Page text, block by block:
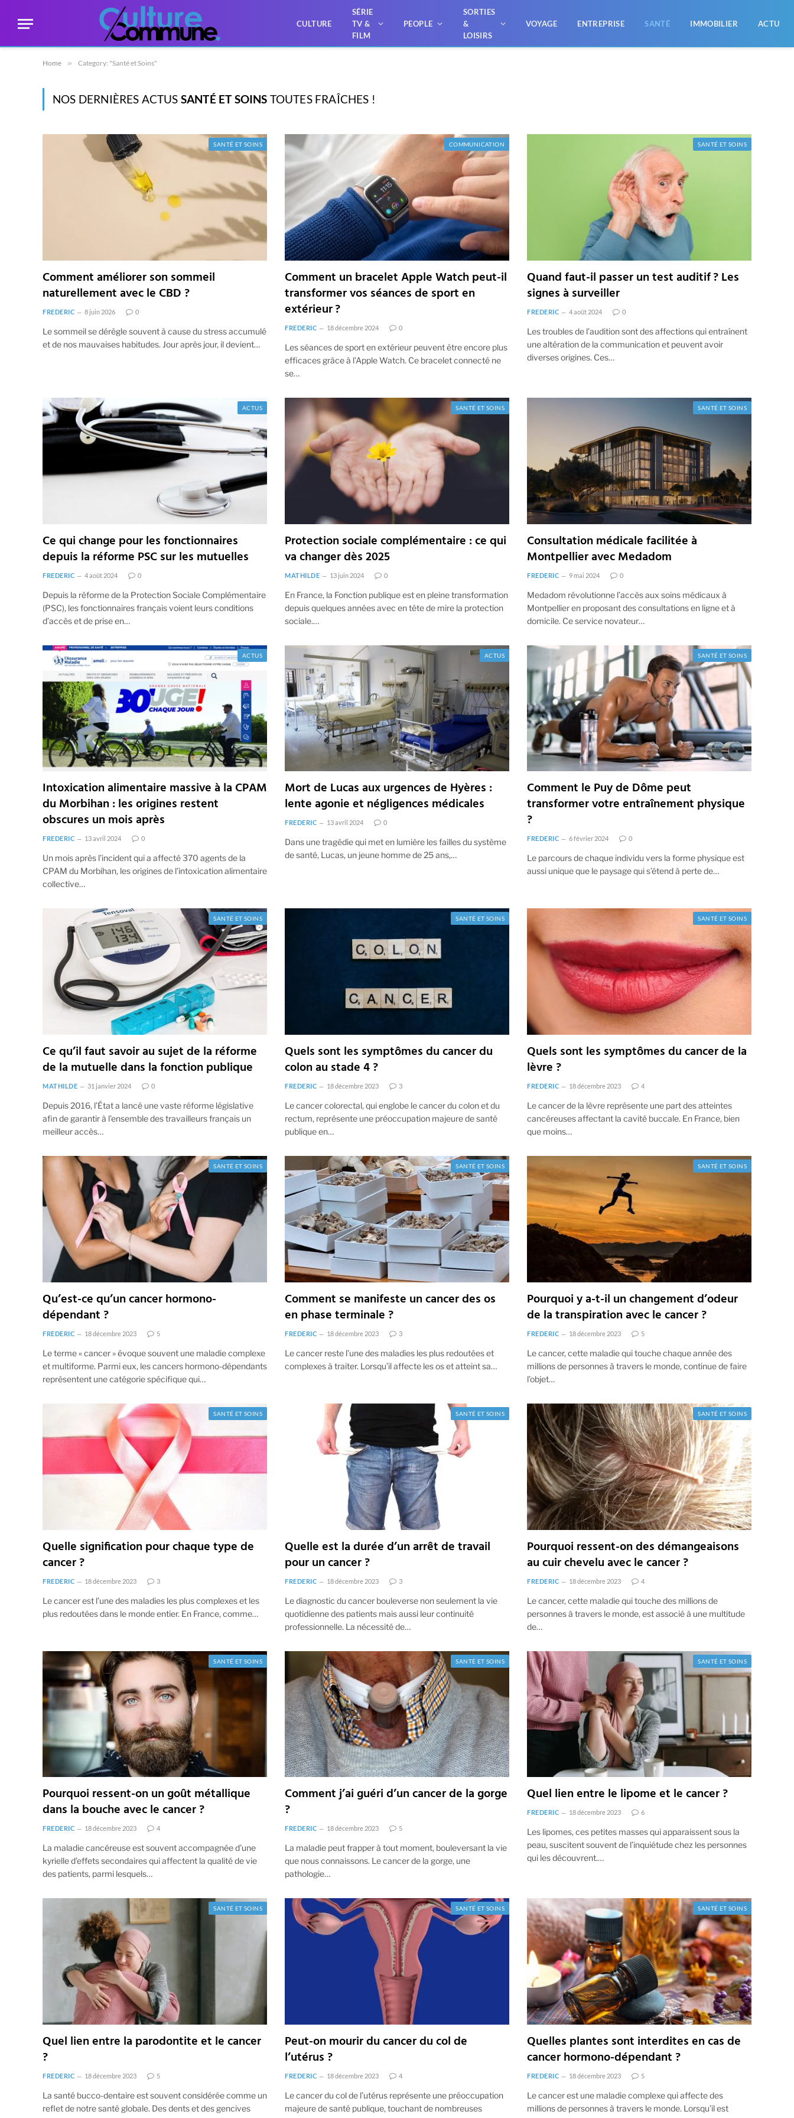
CULTURE
SÉRIE
TV &
FILM
PEOPLE
SORTIES
&
LOISIRS
VOYAGE ENTREPRISE SANTÉ IMMOBILIER ACTU
Home » Category: "Santé et Soins"
NOS DERNIÈRES ACTUS SANTÉ ET SOINS TOUTES FRAÎCHES !
SANTÉ ET SOINS
Comment améliorer son sommeil
naturellement avec le CBD ?
FREDERIC 8 juin 2026 0
Le sommeil se dérègle souvent à cause du stress accumulé
et de nos mauvaises habitudes. Jour après jour, il devient…
COMMUNICATION
Comment un bracelet Apple Watch peut-il
transformer vos séances de sport en
extérieur ?
FREDERIC 18 décembre 2024 0
Les séances de sport en extérieur peuvent être encore plus
efficaces grâce à l’Apple Watch. Ce bracelet connecté ne
se…
SANTÉ ET SOINS
Quand faut-il passer un test auditif ? Les
signes à surveiller
FREDERIC 4 août 2024 0
Les troubles de l’audition sont des affections qui entraînent
une altération de la communication et peuvent avoir
diverses origines. Ces…
ACTUS
Ce qui change pour les fonctionnaires
depuis la réforme PSC sur les mutuelles
FREDERIC 4 août 2024 0
Depuis la réforme de la Protection Sociale Complémentaire
(PSC), les fonctionnaires français voient leurs conditions
d’accès et de prise en…
SANTÉ ET SOINS
Protection sociale complémentaire : ce qui
va changer dès 2025
MATHILDE 13 juin 2024 0
En France, la Fonction publique est en pleine transformation
depuis quelques années avec en tête de mire la protection
sociale.…
SANTÉ ET SOINS
Consultation médicale facilitée à
Montpellier avec Medadom
FREDERIC 9 mai 2024 0
Medadom révolutionne l’accès aux soins médicaux à
Montpellier en proposant des consultations en ligne et à
domicile. Ce service novateur…
ACTUS
Intoxication alimentaire massive à la CPAM
du Morbihan : les origines restent
obscures un mois après
FREDERIC 13 avril 2024 0
Un mois après l’incident qui a affecté 370 agents de la
CPAM du Morbihan, les origines de l’intoxication alimentaire
collective…
ACTUS
Mort de Lucas aux urgences de Hyères :
lente agonie et négligences médicales
FREDERIC 13 avril 2024 0
Dans une tragédie qui met en lumière les failles du système
de santé, Lucas, un jeune homme de 25 ans,…
SANTÉ ET SOINS
Comment le Puy de Dôme peut
transformer votre entraînement physique
?
FREDERIC 6 février 2024 0
Le parcours de chaque individu vers la forme physique est
aussi unique que le paysage qui s’étend à perte de…
SANTÉ ET SOINS
Ce qu’il faut savoir au sujet de la réforme
de la mutuelle dans la fonction publique
MATHILDE 31 janvier 2024 0
Depuis 2016, l’État a lancé une vaste réforme législative
afin de garantir à l’ensemble des travailleurs français un
meilleur accès…
SANTÉ ET SOINS
Quels sont les symptômes du cancer du
colon au stade 4 ?
FREDERIC 18 décembre 2023 3
Le cancer colorectal, qui englobe le cancer du colon et du
rectum, représente une préoccupation majeure de santé
publique en…
SANTÉ ET SOINS
Quels sont les symptômes du cancer de la
lèvre ?
FREDERIC 18 décembre 2023 4
Le cancer de la lèvre représente une part des atteintes
cancéreuses affectant la cavité buccale. En France, bien
que moins…
SANTÉ ET SOINS
Qu’est-ce qu’un cancer hormono-
dépendant ?
FREDERIC 18 décembre 2023 5
Le terme « cancer » évoque souvent une maladie complexe
et multiforme. Parmi eux, les cancers hormono-dépendants
représentent une catégorie spécifique qui…
SANTÉ ET SOINS
Comment se manifeste un cancer des os
en phase terminale ?
FREDERIC 18 décembre 2023 3
Le cancer reste l’une des maladies les plus redoutées et
complexes à traiter. Lorsqu’il affecte les os et atteint sa…
SANTÉ ET SOINS
Pourquoi y a-t-il un changement d’odeur
de la transpiration avec le cancer ?
FREDERIC 18 décembre 2023 5
Le cancer, cette maladie qui touche chaque année des
millions de personnes à travers le monde, continue de faire
l’objet…
SANTÉ ET SOINS
Quelle signification pour chaque type de
cancer ?
FREDERIC 18 décembre 2023 3
Le cancer est l’une des maladies les plus complexes et les
plus redoutées dans le monde entier. En France, comme…
SANTÉ ET SOINS
Quelle est la durée d’un arrêt de travail
pour un cancer ?
FREDERIC 18 décembre 2023 3
Le diagnostic du cancer bouleverse non seulement la vie
quotidienne des patients mais aussi leur continuité
professionnelle. La nécessité de…
SANTÉ ET SOINS
Pourquoi ressent-on des démangeaisons
au cuir chevelu avec le cancer ?
FREDERIC 18 décembre 2023 4
Le cancer, cette maladie qui touche des millions de
personnes à travers le monde, est associé à une multitude
de…
SANTÉ ET SOINS
Pourquoi ressent-on un goût métallique
dans la bouche avec le cancer ?
FREDERIC 18 décembre 2023 4
La maladie cancéreuse est souvent accompagnée d’une
kyrielle d’effets secondaires qui affectent la qualité de vie
des patients, parmi lesquels…
SANTÉ ET SOINS
Comment j’ai guéri d’un cancer de la gorge
?
FREDERIC 18 décembre 2023 5
La maladie peut frapper à tout moment, bouleversant la vie
que nous connaissons. Le cancer de la gorge, une
pathologie…
SANTÉ ET SOINS
Quel lien entre le lipome et le cancer ?
FREDERIC 18 décembre 2023 6
Les lipomes, ces petites masses qui apparaissent sous la
peau, suscitent souvent de l’inquiétude chez les personnes
qui les découvrent.…
SANTÉ ET SOINS
Quel lien entre la parodontite et le cancer
?
FREDERIC 18 décembre 2023 5
La santé bucco-dentaire est souvent considérée comme un
reflet de notre santé globale. Des dents et des gencives
SANTÉ ET SOINS
Peut-on mourir du cancer du col de
l’utérus ?
FREDERIC 18 décembre 2023 4
Le cancer du col de l’utérus représente une préoccupation
majeure de santé publique, touchant de nombreuses
SANTÉ ET SOINS
Quelles plantes sont interdites en cas de
cancer hormono-dépendant ?
FREDERIC 18 décembre 2023 5
Le cancer est une maladie complexe qui affecte des
millions de personnes à travers le monde. Lorsqu’il est